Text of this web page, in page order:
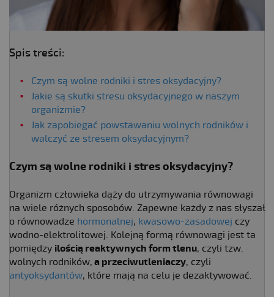
Spis treści:
Czym są wolne rodniki i stres oksydacyjny?
Jakie są skutki stresu oksydacyjnego w naszym
organizmie?
Jak zapobiegać powstawaniu wolnych rodników i
walczyć ze stresem oksydacyjnym?
Czym są wolne rodniki i stres oksydacyjny?
Organizm człowieka dąży do utrzymywania równowagi
na wiele różnych sposobów. Zapewne każdy z nas słyszał
o równowadze hormonalnej, kwasowo-zasadowej czy
wodno-elektrolitowej. Kolejną formą równowagi jest ta
pomiędzy ilością reaktywnych form tlenu, czyli tzw.
wolnych rodników, a przeciwutleniaczy, czyli
antyoksydantów, które mają na celu je dezaktywować.